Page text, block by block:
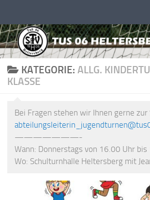
KATEGORIE: ALLG.
KLASSE
Bei Fragen stehen wir Ihnen gerne zur
———————-
Wann: Donnerstags von 16.00 Uhr
Wo: Schulturnhalle Heltersberg mit